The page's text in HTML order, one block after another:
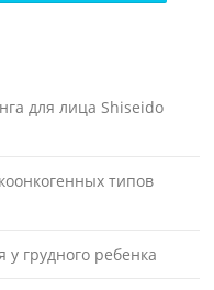
для лица Shiseido
типов
грудного ребенка